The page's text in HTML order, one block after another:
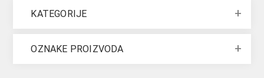
KATEGORIJE
OZNAKE PROIZVODA